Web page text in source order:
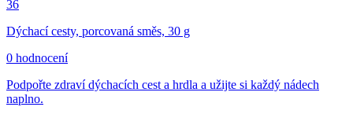
36
Dýchací cesty, porcovaná směs, 30 g
0 hodnocení
Podpořte zdraví dýchacích cest a hrdla a užijte si každý nádech
naplno.